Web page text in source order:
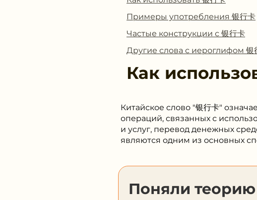
Примеры употребления 银行卡
Частые конструкции с 银行卡
Другие слова с иероглифом 银
Как
Китайское слово "银行卡"
операций, связанных с
и услуг, перевод денежных
являются одним из основных
Поняли теорию